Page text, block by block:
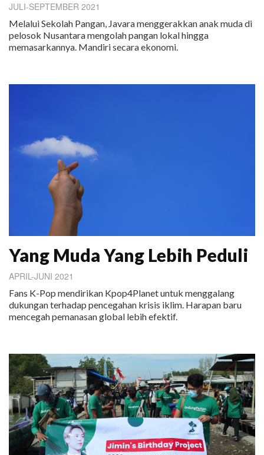
JULI-SEPTEMBER 2021
Melalui Sekolah Pangan, Javara menggerakkan anak muda di
pelosok Nusantara mengolah pangan lokal hingga
memasarkannya. Mandiri secara ekonomi.
Yang Muda Yang Lebih Peduli
APRIL-JUNI 2021
Fans K-Pop mendirikan Kpop4Planet untuk menggalang
dukungan terhadap pencegahan krisis iklim. Harapan baru
mencegah pemanasan global lebih efektif.